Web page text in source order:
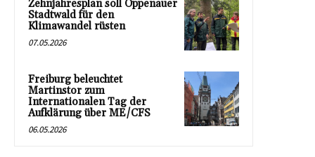
Zehnjahresplan soll Oppenauer
Stadtwald für den
Klimawandel rüsten
07.05.2026
Freiburg beleuchtet
Martinstor zum
Internationalen Tag der
Aufklärung über ME/CFS
06.05.2026